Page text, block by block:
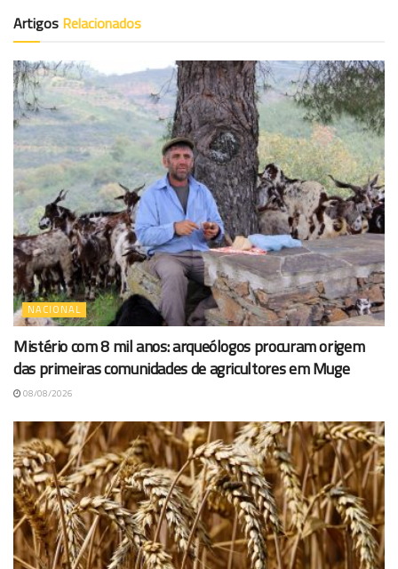
Artigos Relacionados
NACIONAL
Mistério com 8 mil anos: arqueólogos procuram origem
das primeiras comunidades de agricultores em Muge
08/08/2026